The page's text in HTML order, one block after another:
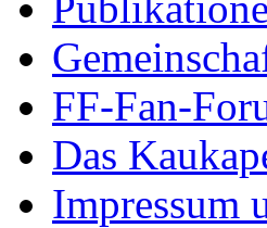
FF-Fan-
Das
Impressum